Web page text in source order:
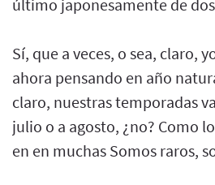
último japonesamente de
Sí, que a veces, o sea, claro,
ahora pensando en año
claro, nuestras temporadas
julio o a agosto, ¿no? Como
en en muchas Somos raros,